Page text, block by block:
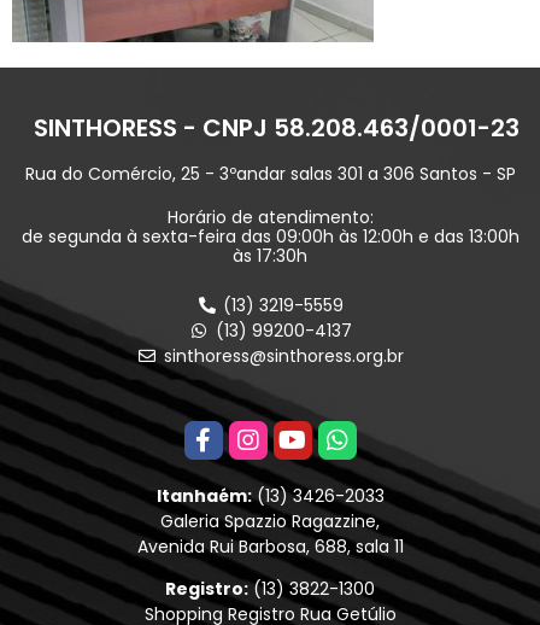
SINTHORESS - CNPJ 58.208.463/0001-23
Rua do Comércio, 25 - 3ºandar salas 301 a 306 Santos - SP
Horário de atendimento:
de segunda à sexta-feira das 09:00h às 12:00h e das 13:00h
às 17:30h
(13) 3219-5559
(13) 99200-4137
sinthoress@sinthoress.org.br
Itanhaém:(13) 3426-2033
Galeria Spazzio Ragazzine,
Avenida Rui Barbosa, 688, sala 11
Registro:(13) 3822-1300
Shopping Registro Rua Getúlio